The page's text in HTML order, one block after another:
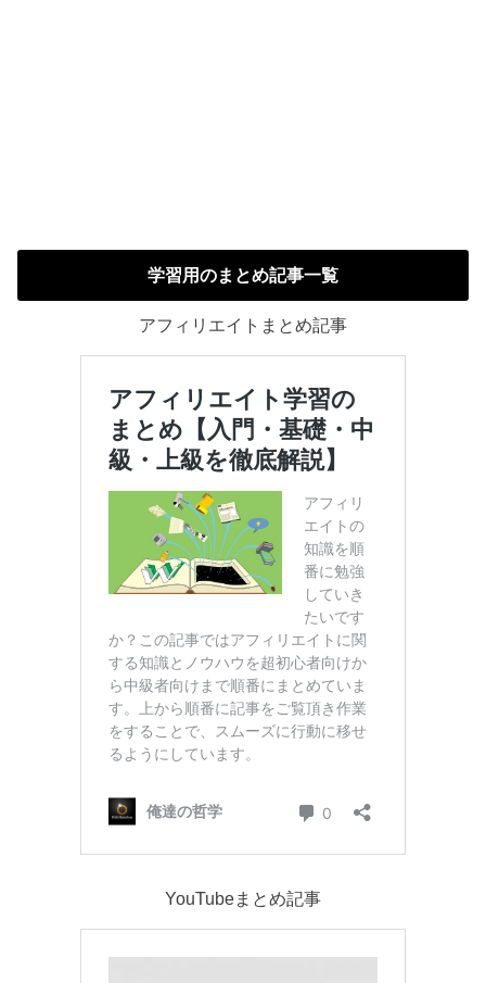
学習用のまとめ記事一覧
アフィリエイトまとめ記事
YouTubeまとめ記事